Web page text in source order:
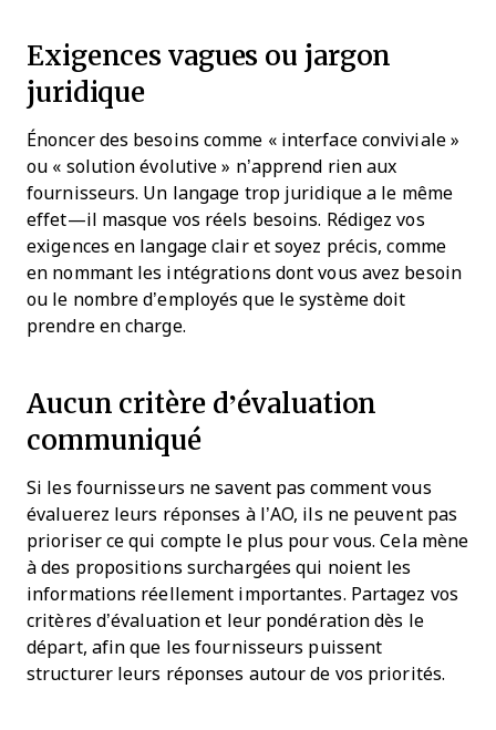
Exigences vagues ou jargon
juridique
Énoncer des besoins comme « interface conviviale »
ou « solution évolutive » n’apprend rien aux
fournisseurs. Un langage trop juridique a le même
effet—il masque vos réels besoins. Rédigez vos
exigences en langage clair et soyez précis, comme
en nommant les intégrations dont vous avez besoin
ou le nombre d’employés que le système doit
prendre en charge.
Aucun critère d’évaluation
communiqué
Si les fournisseurs ne savent pas comment vous
évaluerez leurs réponses à l’AO, ils ne peuvent pas
prioriser ce qui compte le plus pour vous. Cela mène
à des propositions surchargées qui noient les
informations réellement importantes. Partagez vos
critères d’évaluation et leur pondération dès le
départ, afin que les fournisseurs puissent
structurer leurs réponses autour de vos priorités.